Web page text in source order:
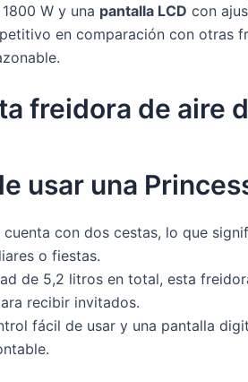
W y una pantalla LCD con
en comparación con
freidora de aire
usar una
con dos cestas, lo que
o fiestas.
de 5,2 litros en total, esta
recibir invitados.
fácil de usar y una pantalla